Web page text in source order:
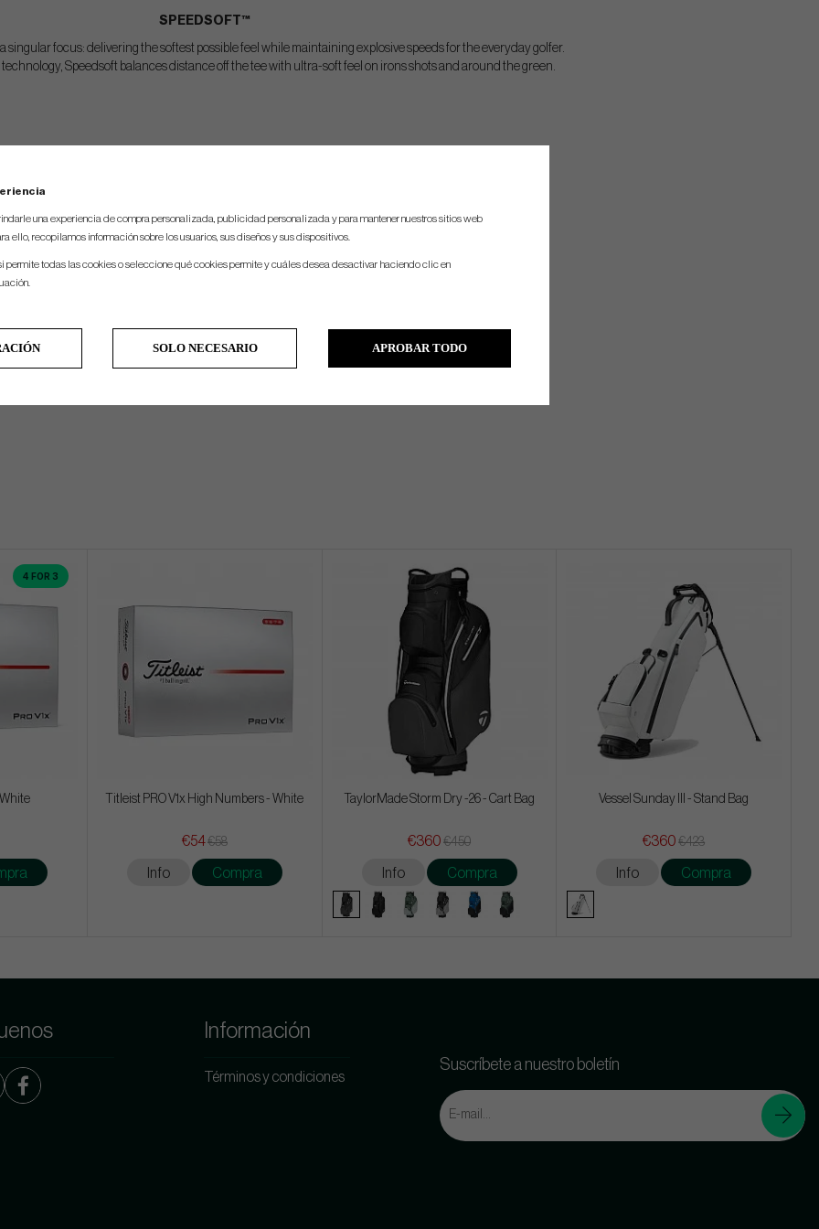
SPEEDSOFT™
singular focus: delivering the softest possible feel while maintaining explosive speeds for the everyday golfer.
technology, Speedsoft balances distance off the tee with ultra-soft feel on irons shots and around the green.
4 FOR 3
Titleist PRO V1x High Numbers - White
€54€58
Info Compra
TaylorMade Storm Dry -26 - Cart Bag
€360 €450
Info Compra
Vessel Sunday III - Stand Bag
€360 €423
Info Compra
Información
Términos y condiciones
Suscríbete a nuestro boletín
una experiencia de compra personalizada, publicidad personalizada y para mantener nuestros sitios web
ello, recopilamos información sobre los usuarios, sus diseños y sus dispositivos.
permite todas las cookies o seleccione qué cookies permite y cuáles desea desactivar haciendo clic en
SOLO NECESARIO APROBAR TODO